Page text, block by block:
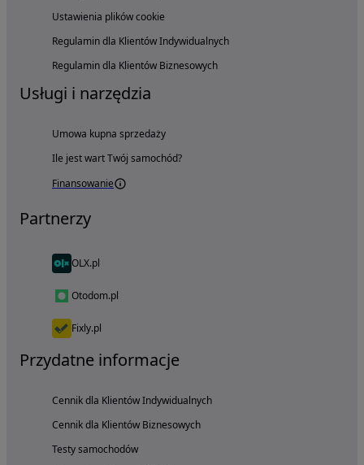
Ustawienia plików cookie
Regulamin dla Klientów Indywidualnych
Regulamin dla Klientów Biznesowych
Usługi i narzędzia
Umowa kupna sprzedaży
Ile jest wart Twój samochód?
Finansowanie
Partnerzy
OLX.pl
Otodom.pl
Fixly.pl
Przydatne informacje
Cennik dla Klientów Indywidualnych
Cennik dla Klientów Biznesowych
Testy samochodów